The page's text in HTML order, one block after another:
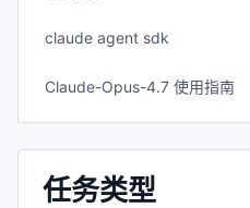
claude agent sdk
Claude-Opus-4.7 使用指南
任务类型